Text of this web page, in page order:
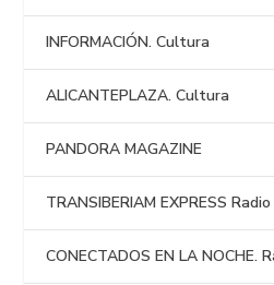
INFORMACIÓN. Cultura
ALICANTEPLAZA. Cultura
PANDORA MAGAZINE
TRANSIBERIAM EXPRESS Radio
CONECTADOS EN LA NOCHE.